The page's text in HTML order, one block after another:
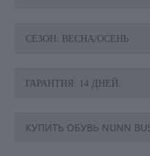
СЕЗОН: ВЕСНА/ОСЕНЬ
ГАРАНТИЯ: 14 ДНЕЙ.
КУПИТЬ ОБУВЬ NUNN